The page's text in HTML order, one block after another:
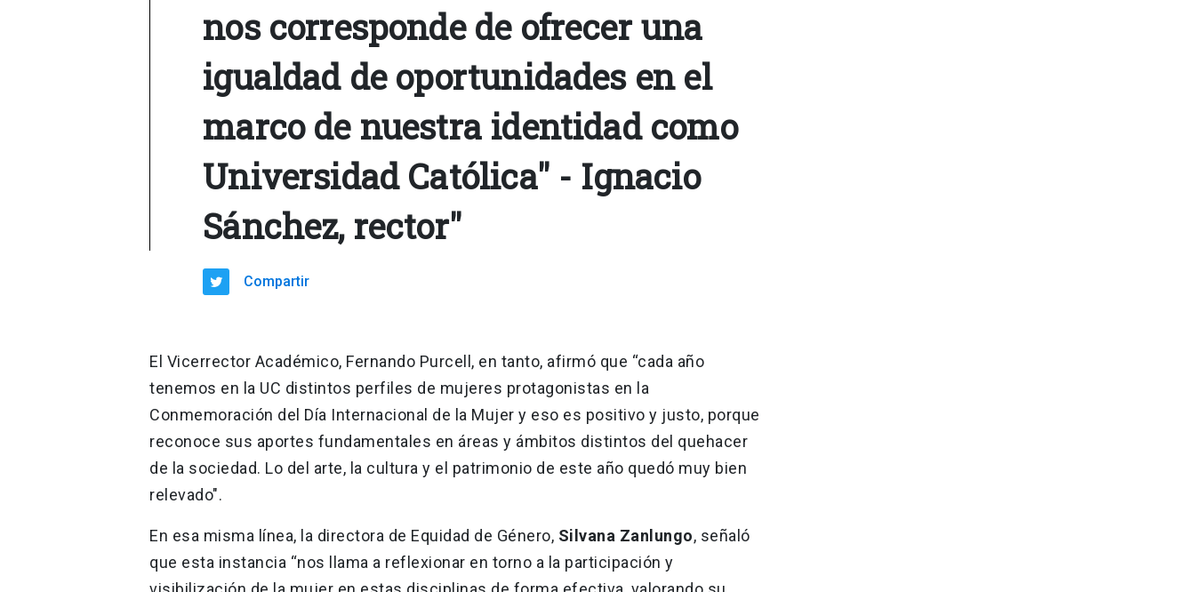
nos corresponde de ofrecer una
igualdad de oportunidades en el
marco de nuestra identidad como
Universidad Católica" - Ignacio
Sánchez, rector"
Compartir
El Vicerrector Académico, Fernando Purcell, en tanto, afirmó que “cada año
tenemos en la UC distintos perfiles de mujeres protagonistas en la
Conmemoración del Día Internacional de la Mujer y eso es positivo y justo, porque
reconoce sus aportes fundamentales en áreas y ámbitos distintos del quehacer
de la sociedad. Lo del arte, la cultura y el patrimonio de este año quedó muy bien
relevado".
En esa misma línea, la directora de Equidad de Género, Silvana Zanlungo, señaló
que esta instancia “nos llama a reflexionar en torno a la participación y